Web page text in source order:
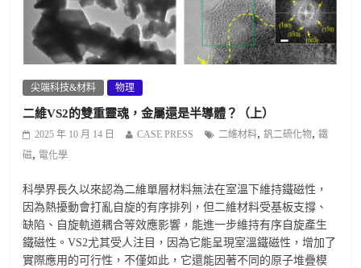
尖端科技&材料 物理
二維VS2的雙重靈魂，金屬還是半導體？（上）
2025 年 10 月 14 日 CASE PRESS 二維材料,釩二硫化物,鐵
磁, 電化學
科學界長久以來認為二維單層材料無法在室溫下維持鐵磁性，
因為熱擾動會打亂自旋的有序排列，但二維材料受基板支撐、
缺陷、自旋軌道耦合等效應影響，能進一步維持有序自旋產生
鐵磁性。VS2尤其受人注目，因為它能呈現室溫鐵磁性，增加了
實際應用的可行性，不僅如此，它還能因著不同的原子堆疊模